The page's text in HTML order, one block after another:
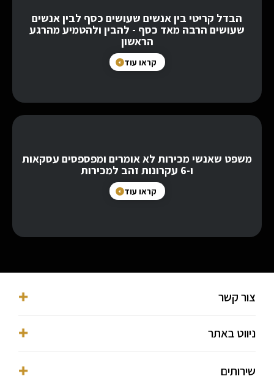
הבדל קריטי בין אנשים שעושים כסף לבין אנשים
שעושים הרבה מאד כסף - להבין ולהטמיע מהרגע
הראשון
קראו עוד
משפט שאנשי מכירות לא אומרים ומפספסים עסקאות
ו-6 עקרונות זהב למכירות
קראו עוד
צור קשר
053-3016038⁩
מגדלי בסר, פתח תקווה, מגדל Y, השחם 3
ניווט באתר
דף הבית
שירותים